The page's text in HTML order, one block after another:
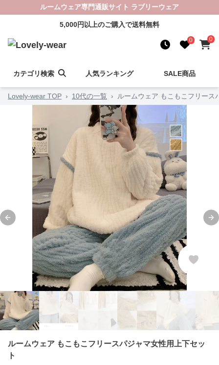
ルームウェア専門通販サイト ラブリーウェア
5,000円以上のご購入で送料無料
0 0
カテゴリ検索 人気ランキング SALE商品
Lovely-wear TOP › 10代の一覧 › ルームウェア もこもこフリース
Previous slide
ルームウェア もこもこフリースパジャマ女性用上下セッ
ト